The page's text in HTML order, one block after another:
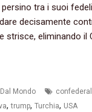
tra i suoi
decisamente
strisce, eliminando il
Dal Mondo
,trump,Turchia, USA